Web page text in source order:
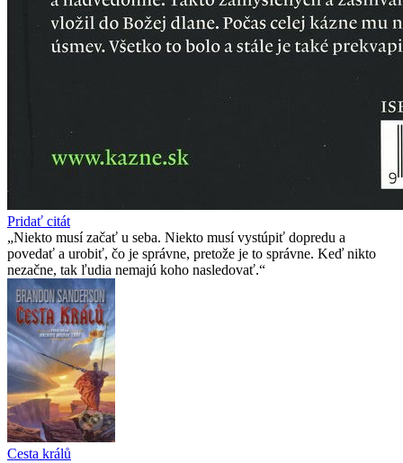
Pridať citát
Niekto musí začať u seba. Niekto musí vystúpiť dopredu a
povedať a urobiť, čo je správne, pretože je to správne. Keď nikto
nezačne, tak ľudia nemajú koho nasledovať.
Cesta králů